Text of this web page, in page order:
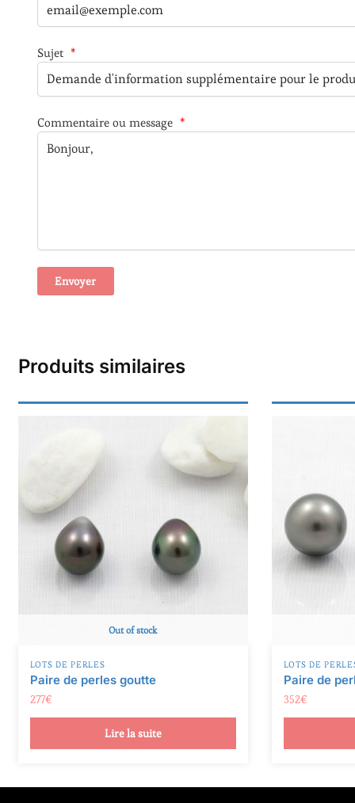
Sujet *
Commentaire ou message *
t
e
e
Produits similaires
Out of stock
LOTS DE PERLES
Paire de perles goutte
277€
Lire la suite
LOTS DE
Paire de
352€